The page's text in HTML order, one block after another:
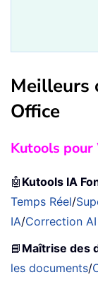
Meilleurs
Office
Kutools pour
🤖 Kutools IA
Temps Réel/
IA/Correction AI
📘 Maîtrise des
les documents/